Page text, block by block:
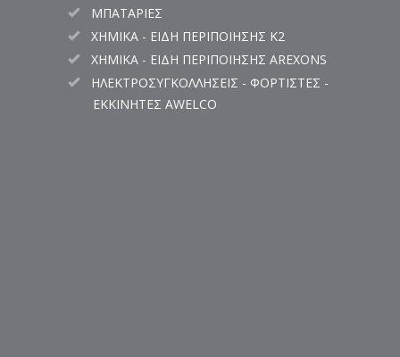
ΜΠΑΤΑΡΙΕΣ
ΧΗΜΙΚΑ - ΕΙΔΗ ΠΕΡΙΠΟΙΗΣΗΣ K2
ΧΗΜΙΚΑ - ΕΙΔΗ ΠΕΡΙΠΟΙΗΣΗΣ AREXONS
ΗΛΕΚΤΡΟΣΥΓΚΟΛΛΗΣΕΙΣ - ΦΟΡΤΙΣΤΕΣ -
ΕΚΚΙΝΗΤΕΣ AWELCO